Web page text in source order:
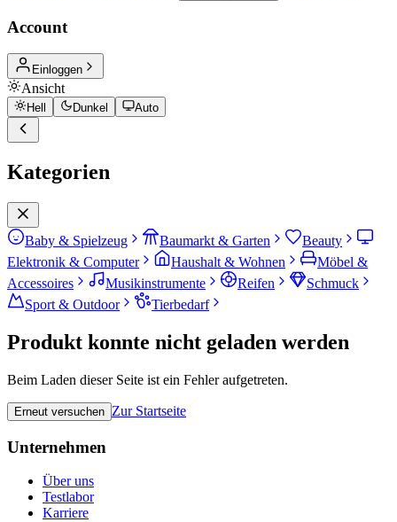
Account
Einloggen
Ansicht
Hell Dunkel Auto
Kategorien
Baby & Spielzeug Baumarkt & Garten
Beauty
Elektronik & Computer
Haushalt & Wohnen
Möbel &
Accessoires
Musikinstrumente Reifen
Schmuck
Sport & Outdoor
Tierbedarf
Produkt konnte nicht geladen werden
Beim Laden dieser Seite ist ein Fehler aufgetreten.
Erneut versuchen Zur Startseite
Unternehmen
Über uns
Testlabor
Karriere